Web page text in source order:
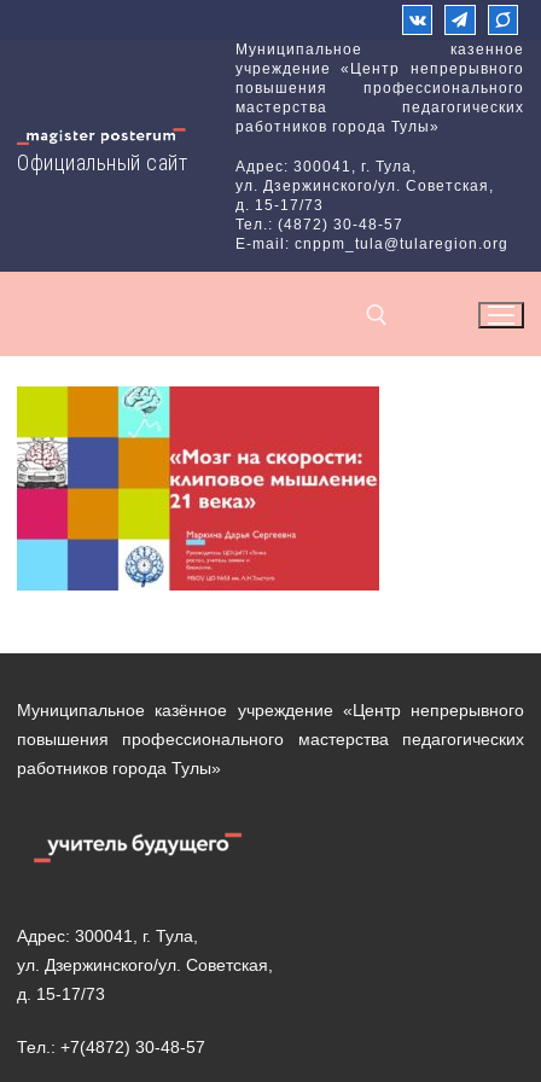
Официальный сайт
Муниципальное казенное
учреждение «Центр непрерывного
повышения профессионального
мастерства педагогических
работников города Тулы»
Адрес: 300041, г. Тула,
ул. Дзержинского/ул. Советская,
д. 15-17/73
Тел.: (4872) 30-48-57
E-mail: cnppm_tula@tularegion.org
Найти:
Муниципальное казённое учреждение «Центр непрерывного
повышения профессионального мастерства педагогических
работников города Тулы»
Адрес: 300041, г. Тула,
ул. Дзержинского/ул. Советская,
д. 15-17/73
Тел.: +7(4872) 30-48-57